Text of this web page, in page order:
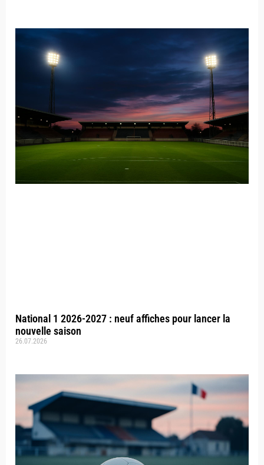
National 1 2026-2027 : neuf affiches pour lancer la
nouvelle saison
26.07.2026